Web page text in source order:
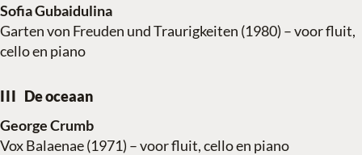
Sofia Gubaidulina
Garten von Freuden und Traurigkeiten (1980) – voor fluit,
cello en piano
De oceaan
George Crumb
Vox Balaenae (1971) – voor fluit, cello en piano